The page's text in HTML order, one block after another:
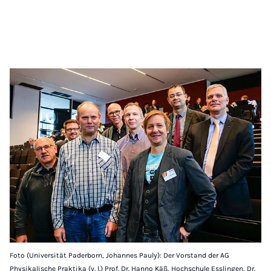
Foto (Universität Paderborn, Johannes Pauly): Der Vorstand der AG
Physikalische Praktika (v. l.) Prof. Dr. Hanno Käß, Hochschule Esslingen, Dr.